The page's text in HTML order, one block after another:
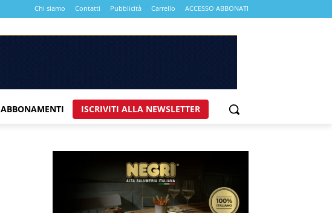
Chi siamo Contatti Pubblicità Carrello ACCESSO ABBONATI
ABBONAMENTI ISCRIVITI ALLA NEWSLETTER